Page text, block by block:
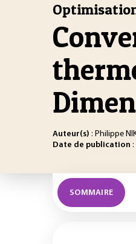
Auteur(s) : Philippe
Date de publication :
SOMMAIRE